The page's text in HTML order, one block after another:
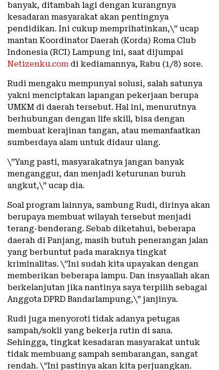
banyak, ditambah lagi dengan kurangnya
kesadaran masyarakat akan pentingnya
pendidikan. Ini cukup memprihatinkan,\” ucap
mantan Koordinator Daerah (Korda) Roma Club
Indonesia (RCI) Lampung ini, saat dijumpai
Netizenku.com di kediamannya, Rabu (1/8) sore.
Rudi mengaku mempunyai solusi, salah satunya
yakni menciptakan lapangan pekerjaan berupa
UMKM di daerah tersebut. Hal ini, menurutnya
berhubungan dengan life skill, bisa dengan
membuat kerajinan tangan, atau memanfaatkan
sumberdaya alam untuk didaur ulang.
\”Yang pasti, masyarakatnya jangan banyak
menganggur, dan menjadi keturunan buruh
angkut,\” ucap dia.
Soal program lainnya, sambung Rudi, dirinya akan
berupaya membuat wilayah tersebut menjadi
terang-benderang. Sebab diketahui, beberapa
daerah di Panjang, masih butuh penerangan jalan
yang berbuntut pada maraknya tingkat
kriminalitas. \”Ini sudah kita upayakan dengan
memberikan beberapa lampu. Dan insyaallah akan
berkelanjutan jika nantinya saya terpilih sebagai
Anggota DPRD Bandarlampung,\” janjinya.
Rudi juga menyoroti tidak adanya petugas
sampah/sokli yang bekerja rutin di sana.
Sehingga, tingkat kesadaran masyarakat untuk
tidak membuang sampah sembarangan, sangat
rendah. \”Ini pastinya akan kita perjuangkan.